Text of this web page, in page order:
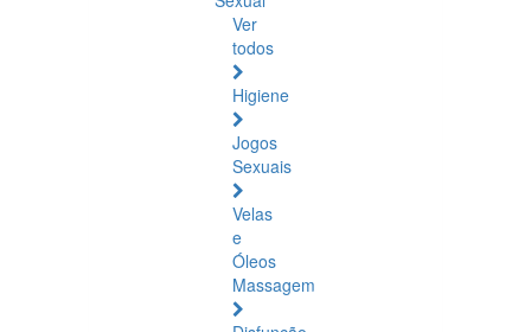
Ver
todos
Higiene
Jogos
Sexuais
Velas
e
Óleos
Massagem